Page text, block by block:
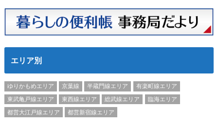
エリア別
ゆりかもめエリア 京葉線 半蔵門線エリア
有楽町線エリア
東武亀戸線エリア
東西線エリア 総武線エリア
臨海エリア
都営大江戸線エリア
都営新宿線エリア